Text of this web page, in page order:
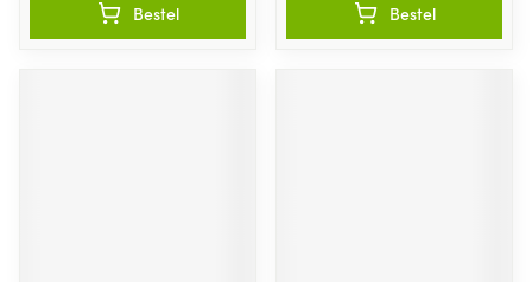
Bestel Bestel